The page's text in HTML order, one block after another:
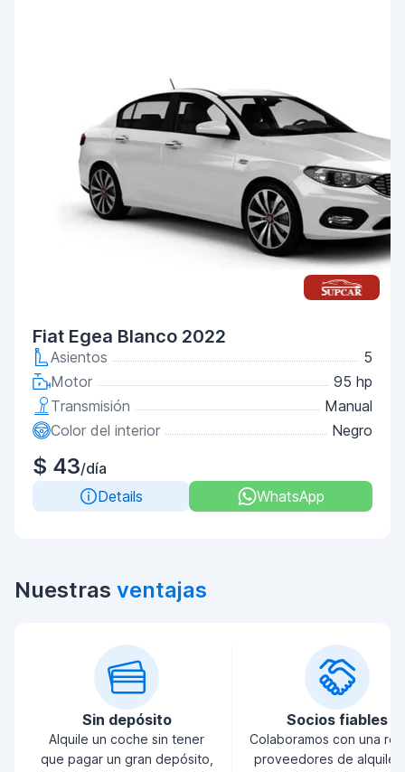
Fiat Egea Blanco 2022
Asientos
5
Motor
95 hp
Transmisión
Manual
Color del interior
Negro
$ 43/día
Details
WhatsApp
Nuestras ventajas
Sin depósito
Alquile un coche sin tener
que pagar un gran depósito,
Socios fiables
Colaboramos con una
proveedores de alquiler